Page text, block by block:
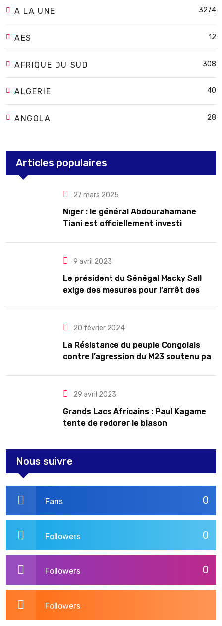
A LA UNE 3274
AES 12
AFRIQUE DU SUD 308
ALGERIE 40
ANGOLA 28
Articles populaires
27 mars 2025
Niger : le général Abdourahamane
Tiani est officiellement investi
9 avril 2023
Le président du Sénégal Macky Sall
exige des mesures pour l’arrêt des
20 février 2024
La Résistance du peuple Congolais
contre l’agression du M23 soutenu par
29 avril 2023
Grands Lacs Africains : Paul Kagame
tente de redorer le blason
Nous suivre
0
Fans
0
Followers
0
Followers
Followers